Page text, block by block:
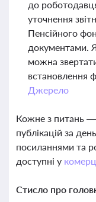
до
уточнення
Пенсійного
документами.
можна
встановлення
Джерело
Кожне з питань —
публікацій за
посиланнями та
доступні у
Стисло про